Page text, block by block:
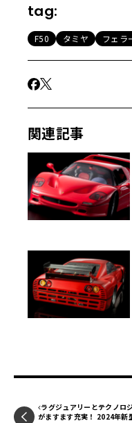
「公道を走れるF1」と
体構造はF1マシーンに
をベースに開発された
のをベースとしたこの
量を3.5Lから4.7L（
力は520hpと公表され
機は6速MT。このエン
体となってモノコック
さに「公道を走るF1」
このモノコックはカー
ジエターと補器を支え
置。さらにサスペンシ
ーンだが、ダンパーを
を採用するあたりも、
脱作業は工場での作業
備わっていた。
tag:
F50 タミヤ フェラ
関連記事
ラグジュアリーとテクノロ
がますます充実！ 2024年新